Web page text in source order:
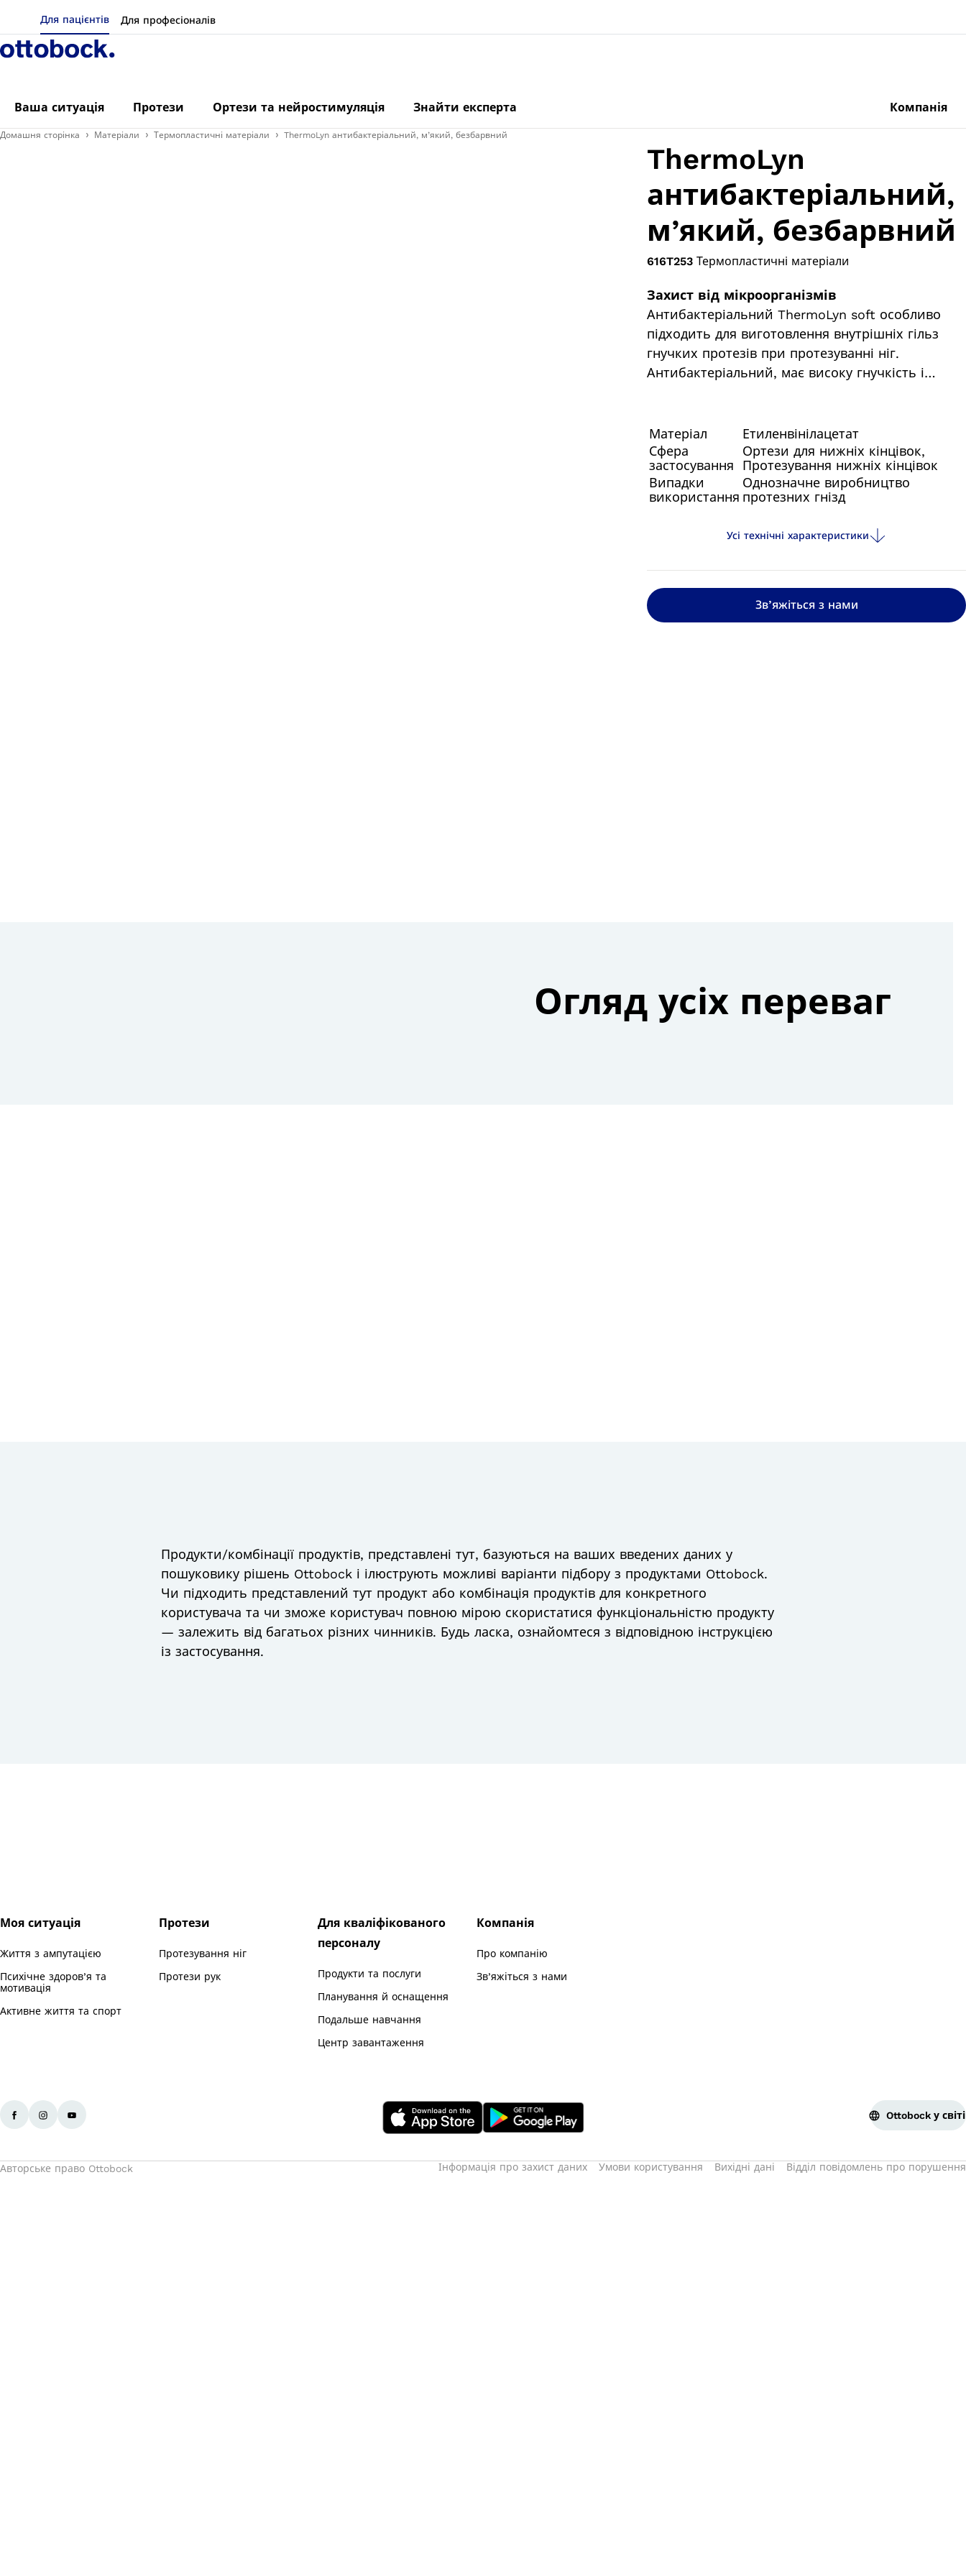
Для пацієнтів Для професіоналів
Ваша ситуація Протези Ортези та нейростимуляція Знайти експерта Компанія
Домашня сторінка Матеріали Термопластичні матеріали ThermoLyn антибактеріальний, м’який, безбарвний
ThermoLyn
антибактеріальний,
м’який, безбарвний
616T253 Термопластичні матеріали
Захист від мікроорганізмів
Антибактеріальний ThermoLyn soft особливо
підходить для виготовлення внутрішніх гільз
гнучких протезів при протезуванні ніг.
Антибактеріальний, має високу гнучкість і
Матеріал
Етиленвінілацетат
Сфера
застосування
Ортези для нижніх кінцівок,
Протезування нижніх кінцівок
Випадки
використання
Однозначне виробництво
протезних гнізд
Усі технічні характеристики
Зв’яжіться з нами
Огляд усіх переваг
Продукти/комбінації продуктів, представлені тут, базуються на ваших введених даних у
пошуковику рішень Ottobock і ілюструють можливі варіанти підбору з продуктами Ottobock.
Чи підходить представлений тут продукт або комбінація продуктів для конкретного
користувача та чи зможе користувач повною мірою скористатися функціональністю продукту
— залежить від багатьох різних чинників. Будь ласка, ознайомтеся з відповідною інструкцією
із застосування.
Моя ситуація
Життя з ампутацією
Психічне здоров’я та
мотивація
Активне життя та спорт
Протези
Протезування ніг
Протези рук
Для кваліфікованого
персоналу
Продукти та послуги
Планування й оснащення
Подальше навчання
Центр завантаження
Компанія
Про компанію
Зв’яжіться з нами
Ottobock у світі
Авторське право Ottobock Інформація про захист даних Умови користування Вихідні дані Відділ повідомлень про порушення